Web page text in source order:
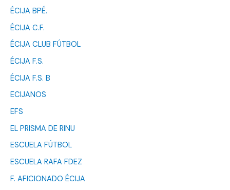
ÉCIJA BPÉ.
ÉCIJA C.F.
ÉCIJA CLUB FÚTBOL
ÉCIJA F.S.
ÉCIJA F.S. B
ECIJANOS
EFS
EL PRISMA DE RINU
ESCUELA FÚTBOL
ESCUELA RAFA FDEZ
F. AFICIONADO ÉCIJA